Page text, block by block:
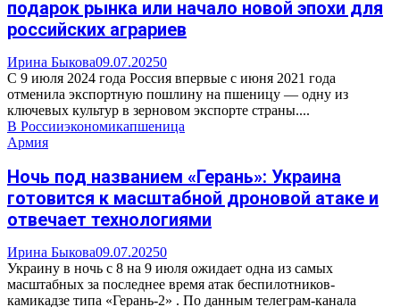
подарок рынка или начало новой эпохи для
российских аграриев
Ирина Быкова09.07.20250
С 9 июля 2024 года Россия впервые с июня 2021 года
отменила экспортную пошлину на пшеницу — одну из
ключевых культур в зерновом экспорте страны....
В Россииэкономикапшеница
Армия
Ночь под названием «Герань»: Украина
готовится к масштабной дроновой атаке и
отвечает технологиями
Ирина Быкова09.07.20250
Украину в ночь с 8 на 9 июля ожидает одна из самых
масштабных за последнее время атак беспилотников-
камикадзе типа «Герань-2» . По данным телеграм-канала